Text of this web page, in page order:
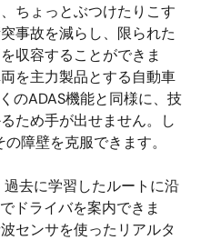
ちょっとぶつけたりこす
事故を減らし、限られた
収容することができま
を主力製品とする自動車
のADAS機能と同様に、技
ため手が出せません。し
障壁を克服できます。
去に学習したルートに沿
ドライバを案内できま
センサを使ったリアルタ